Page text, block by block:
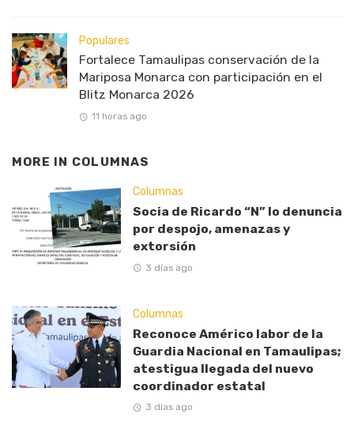
Populares
Fortalece Tamaulipas conservación de la
Mariposa Monarca con participación en el
Blitz Monarca 2026
11 horas ago
MORE IN COLUMNAS
Columnas
Socia de Ricardo “N” lo denuncia
por despojo, amenazas y
extorsión
3 días ago
Columnas
Reconoce Américo labor de la
Guardia Nacional en Tamaulipas;
atestigua llegada del nuevo
coordinador estatal
3 días ago